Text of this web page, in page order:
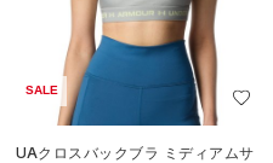
SALE
UAクロスバックブラ ミディアムサ